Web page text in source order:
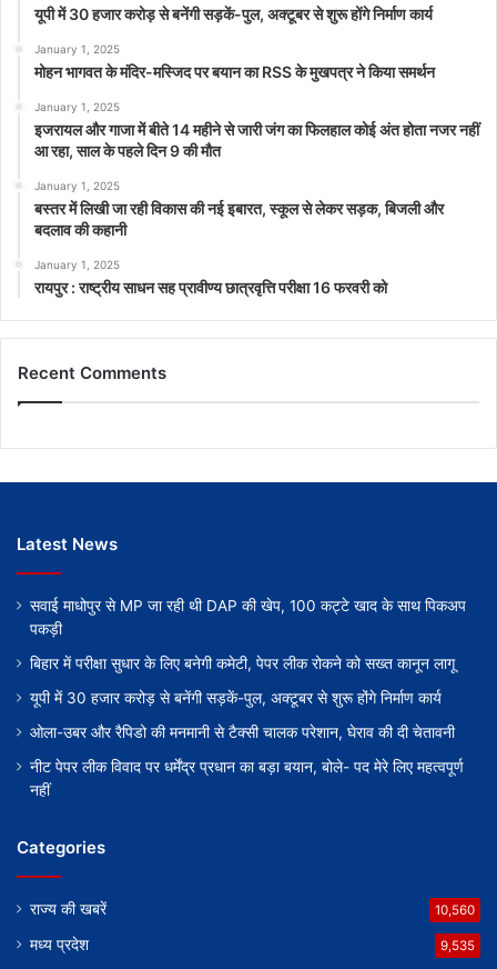
यूपी में 30 हजार करोड़ से बनेंगी सड़कें-पुल, अक्टूबर से शुरू होंगे निर्माण कार्य
January 1, 2025
मोहन भागवत के मंदिर-मस्जिद पर बयान का RSS के मुखपत्र ने किया समर्थन
January 1, 2025
इजरायल और गाजा में बीते 14 महीने से जारी जंग का फिलहाल कोई अंत होता नजर नहीं
आ रहा, साल के पहले दिन 9 की मौत
January 1, 2025
बस्तर में लिखी जा रही विकास की नई इबारत, स्कूल से लेकर सड़क, बिजली और
बदलाव की कहानी
January 1, 2025
रायपुर : राष्ट्रीय साधन सह प्रावीण्य छात्रवृत्ति परीक्षा 16 फरवरी को
Recent Comments
Latest News
सवाई माधोपुर से MP जा रही थी DAP की खेप, 100 कट्टे खाद के साथ पिकअप
पकड़ी
बिहार में परीक्षा सुधार के लिए बनेगी कमेटी, पेपर लीक रोकने को सख्त कानून लागू
यूपी में 30 हजार करोड़ से बनेंगी सड़कें-पुल, अक्टूबर से शुरू होंगे निर्माण कार्य
ओला-उबर और रैपिडो की मनमानी से टैक्सी चालक परेशान, घेराव की दी चेतावनी
नीट पेपर लीक विवाद पर धर्मेंद्र प्रधान का बड़ा बयान, बोले- पद मेरे लिए महत्वपूर्ण
नहीं
Categories
राज्य की खबरें 10,560
मध्य प्रदेश 9,535